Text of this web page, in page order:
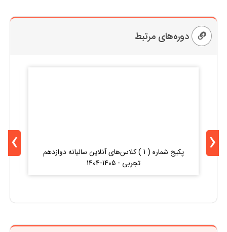
دوره‌های مرتبط
پکیج شماره ( 1 ) کلاس‌های آنلاین سالیانه دوازدهم
تجربی - 1405-1404
‹
›